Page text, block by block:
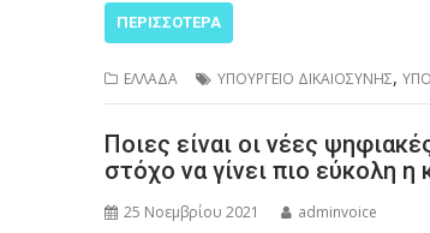
ΠΕΡΙΣΣΌΤΕΡΑ
ΕΛΛΑΔΑ ΥΠΟΥΡΓΕΙΟ ΔΙΚΑΙΟΣΥΝΗΣ,
Ποιες είναι οι νέες
στόχο να γίνει πιο εύκολη
25 Νοεμβρίου 2021 adminvoice